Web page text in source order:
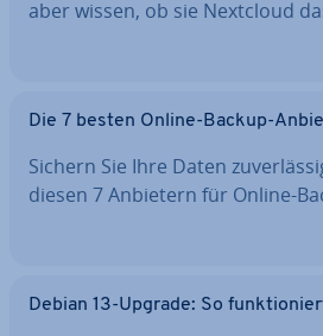
aber wissen, ob sie Nextcloud
Die 7 besten Online-Backup-
Sichern Sie Ihre Daten
diesen 7 Anbietern für Online-
Debian 13-Upgrade: So